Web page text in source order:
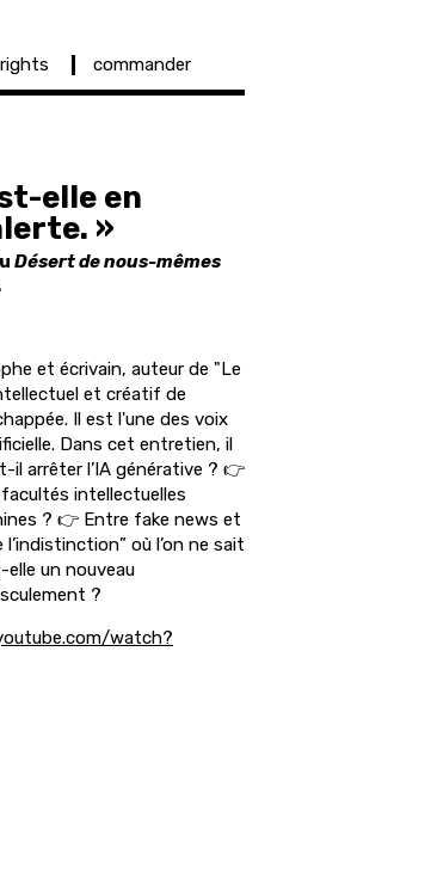
commander
elle en
»
Désert de nous-mêmes
et écrivain, auteur de "Le
et créatif de
Il est l'une des voix
Dans cet entretien, il
arrêter l’IA générative ? 👉
intellectuelles
? 👉 Entre fake news et
où l’on ne sait
un nouveau
?
watch?